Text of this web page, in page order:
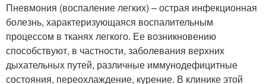
Пневмония (воспаление легких) – острая инфекционная
болезнь, характеризующаяся воспалительным
процессом в тканях легкого. Ее возникновению
способствуют, в частности, заболевания верхних
дыхательных путей, различные иммунодефицитные
состояния, переохлаждение, курение. В клинике этой